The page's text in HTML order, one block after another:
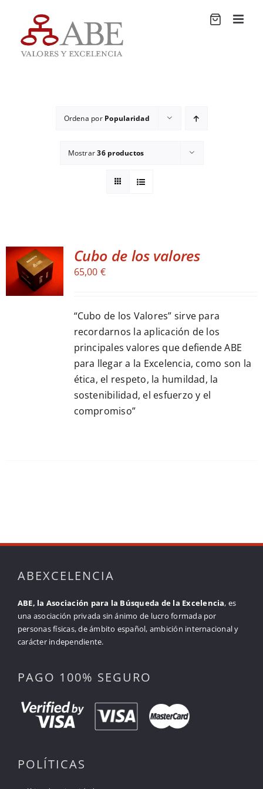
contenido
Ordena por Popularidad
Mostrar36 productos
ADD TO
CART /
DETALLES
Cubo de los valores
65,00 €
“Cubo de los Valores” sirve para
recordarnos la aplicación de los
principales valores que defiende ABE
para llegar a la Excelencia, como son la
ética, el respeto, la humildad, la
sostenibilidad, el esfuerzo y el
compromiso”
ABEXCELENCIA
ABE, la Asociación para la Búsqueda de la Excelencia, es
una asociación privada sin ánimo de lucro formada por
personas físicas, de ámbito español, ambición internacional y
carácter independiente.
PAGO 100% SEGURO
POLÍTICAS